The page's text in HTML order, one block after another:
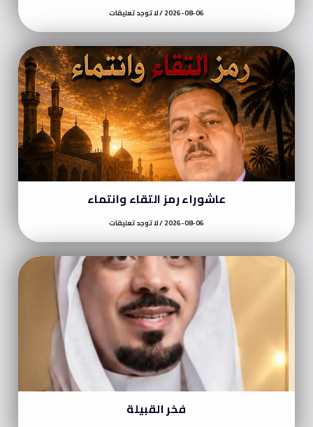
2026-08-06 لا توجد تعليقات
عاشوراء رمز التقاء وانتماء
2026-08-06 لا توجد تعليقات
فخر القبيلة